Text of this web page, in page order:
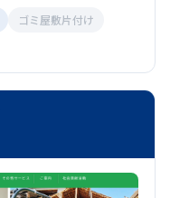
ゴミ屋敷片付け